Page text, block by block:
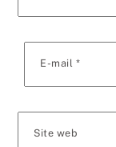
E-mail *
Site web